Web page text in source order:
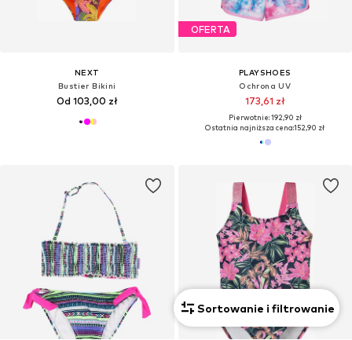
NEXT
Bustier Bikini
Od 103,00 zł
OFERTA
PLAYSHOES
Ochrona UV
173,61 zł
Pierwotnie: 192,90 zł
Ostatnia najniższa cena:152,90 zł
Sortowanie i filtrowanie